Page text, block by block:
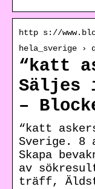
http s://
hela_sverige ›
“katt
Säljes
–
“katt
Sverige. 8
Skapa
av
träff,